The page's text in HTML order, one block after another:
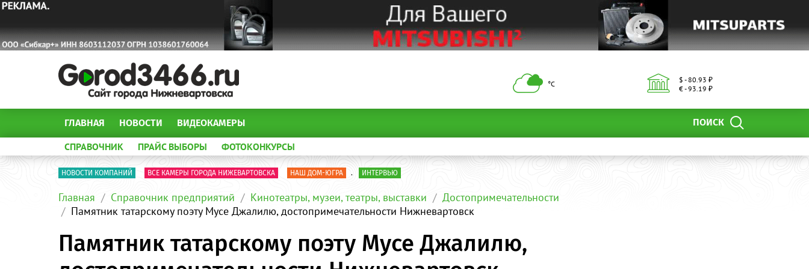
°С
$ - 80.93 ₽
€ - 93.19 ₽
ПОИСК
ГЛАВНАЯ НОВОСТИ ВИДЕОКАМЕРЫ
СПРАВОЧНИК ПРАЙС ВЫБОРЫ ФОТОКОНКУРСЫ
НОВОСТИ КОМПАНИЙ ВСЕ КАМЕРЫ ГОРОДА НИЖЕВАРТОВСКА НАШ ДОМ-ЮГРА . ИНТЕРВЬЮ
Главная Справочник предприятий Кинотеатры, музеи, театры, выставки
Достопримечательности
Памятник татарскому поэту Мусе Джалилю, достопримечательности Нижневартовск
Памятник татарскому поэту Мусе Джалилю,